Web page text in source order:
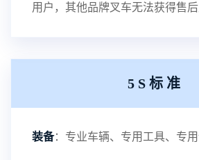
电瓶叉车-叉车百科 NEW
用户，其他品牌叉车无法获得售后
5S标准
装备：专业车辆、专用工具、专用